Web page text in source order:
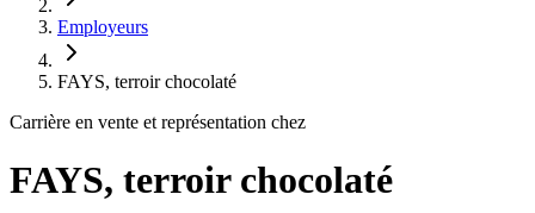
Employeurs
FAYS, terroir chocolaté
Carrière en vente et représentation chez
FAYS, terroir chocolaté